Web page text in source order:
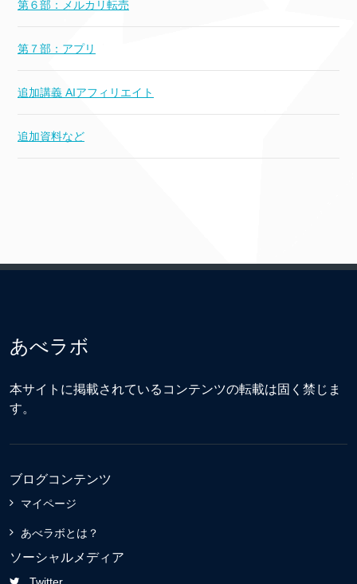
第６部：メルカリ転売
第７部：アプリ
追加講義 AIアフィリエイト
追加資料など
あべラボ
本サイトに掲載されているコンテンツの転載は固く禁じま
す。
ブログコンテンツ
マイページ
あべラボとは？
ソーシャルメディア